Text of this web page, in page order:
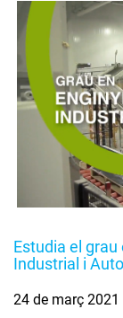
Estudia el
Industrial i
24 de març 2021